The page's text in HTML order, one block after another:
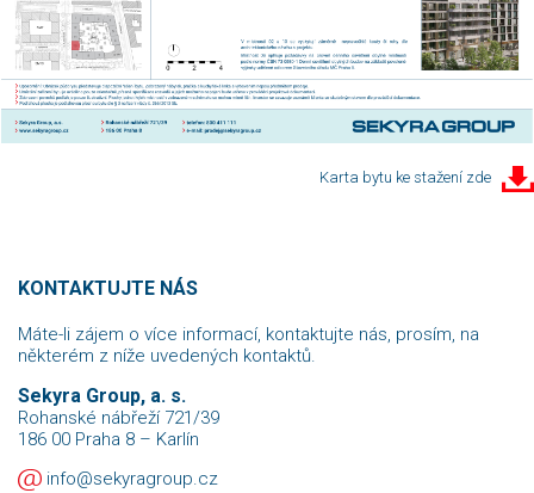
Karta bytu ke stažení zde
KONTAKTUJTE NÁS
Máte-li zájem o více informací, kontaktujte nás, prosím, na
některém z níže uvedených kontaktů.
Sekyra Group, a. s.
Rohanské nábřeží 721/39
186 00 Praha 8 – Karlín
info@sekyragroup.cz